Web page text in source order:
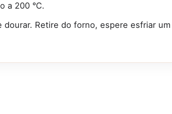
a 200 °C.
Retire do forno, espere esfriar um